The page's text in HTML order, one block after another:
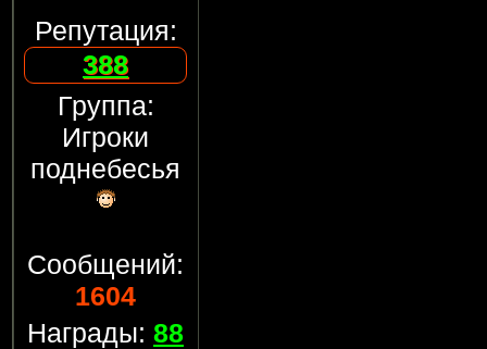
Репутация:
388
Группа:
Игроки
поднебесья
Сообщений:
1604
Награды: 88